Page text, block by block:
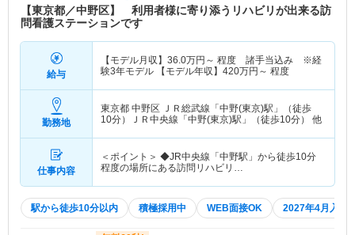
【東京都／中野区】 利用者様に寄り添うリハビリが出来る訪
問看護ステーションです
給与
【モデル月収】 36.0万円～ 程度 諸手当込み ※経
験3年モデル 【モデル年収】 420万円～ 程度
勤務地
東京都 中野区 ＪＲ総武線「中野(東京)駅」（徒歩
10分）ＪＲ中央線「中野(東京)駅」（徒歩10分） 他
仕事内容
＜ポイント＞ ◆JR中央線「中野駅」から徒歩10分
程度の場所にある訪問リハビリ…
駅から徒歩10分以内 積極採用中 WEB面接OK 2027年4月入職